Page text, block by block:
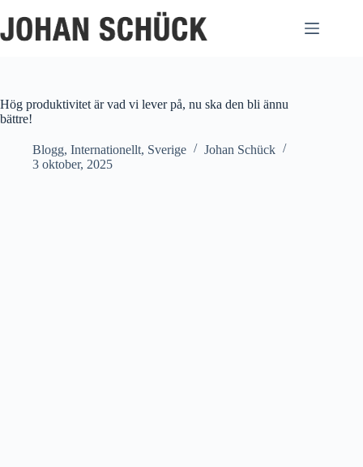
till
innehåll
Hög produktivitet är vad vi lever på, nu ska den bli ännu
bättre!
Blogg, Internationellt, Sverige
Johan Schück
3 oktober, 2025